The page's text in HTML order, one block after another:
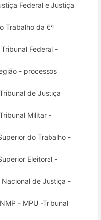
Federal e Justiça
Trabalho da 6ª
Federal -
- processos
de Justiça
Militar -
do Trabalho -
Eleitoral -
Nacional de Justiça -
- MPU -Tribunal